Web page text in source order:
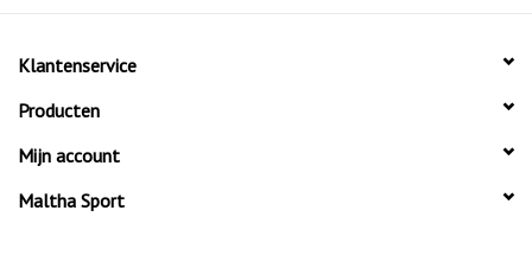
Klantenservice
Producten
Mijn account
Maltha Sport